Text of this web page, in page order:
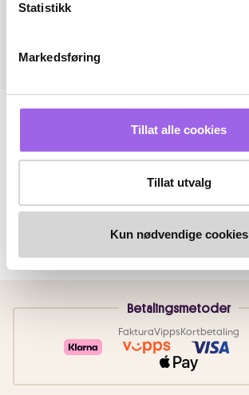
Statistikk
Markedsføring
Tillat alle cookies
Tillat utvalg
Kun nødvendige cookies
Betalingsmetoder
FakturaVippsKortbetaling